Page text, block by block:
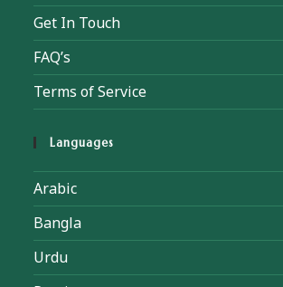
Get In Touch
FAQ’s
Terms of Service
Languages
Arabic
Bangla
Urdu